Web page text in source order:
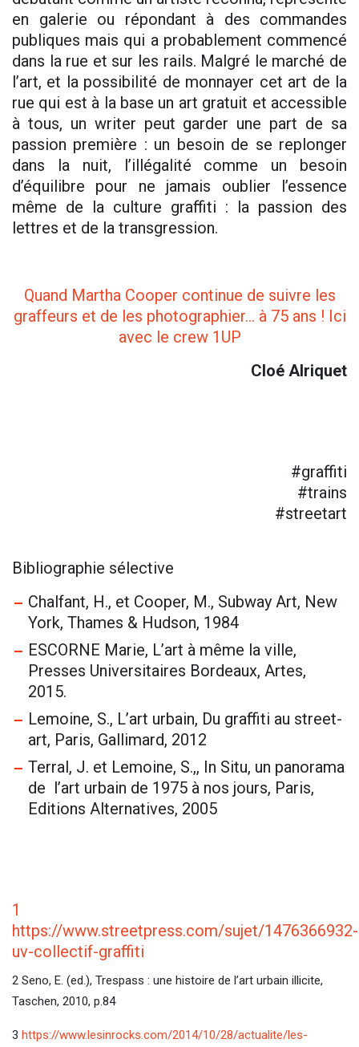
en galerie ou répondant à des commandes
publiques mais qui a probablement commencé
dans la rue et sur les rails. Malgré le marché de
l’art, et la possibilité de monnayer cet art de la
rue qui est à la base un art gratuit et accessible
à tous, un writer peut garder une part de sa
passion première : un besoin de se replonger
dans la nuit, l’illégalité comme un besoin
d’équilibre pour ne jamais oublier l’essence
même de la culture graffiti : la passion des
lettres et de la transgression.
Quand Martha Cooper continue de suivre les
graffeurs et de les photographier... à 75 ans ! Ici
avec le crew 1UP
Cloé Alriquet
#graffiti
#trains
#streetart
Bibliographie sélective
Chalfant, H., et Cooper, M., Subway Art, New
York, Thames & Hudson, 1984
ESCORNE Marie, L’art à même la ville,
Presses Universitaires Bordeaux, Artes,
2015.
Lemoine, S., L’art urbain, Du graffiti au street-
art, Paris, Gallimard, 2012
Terral, J. et Lemoine, S.,, In Situ, un panorama
de l’art urbain de 1975 à nos jours, Paris,
Editions Alternatives, 2005
1
https://www.streetpress.com/sujet/1476366932-
uv-collectif-graffiti
2 Seno, E. (ed.), Trespass : une histoire de l’art urbain illicite,
Taschen, 2010, p.84
3 https://www.lesinrocks.com/2014/10/28/actualite/les-